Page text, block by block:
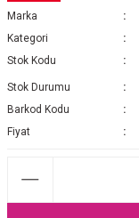
2025-2026 SONBAHAR KIŞ
JAKAR EŞARP
PAMUK EŞARP
ŞAL
MEDİNE İPEĞİ ŞAL
Marka
Kategori
Stok Kodu
Stok Durumu
Barkod Kodu
Fiyat